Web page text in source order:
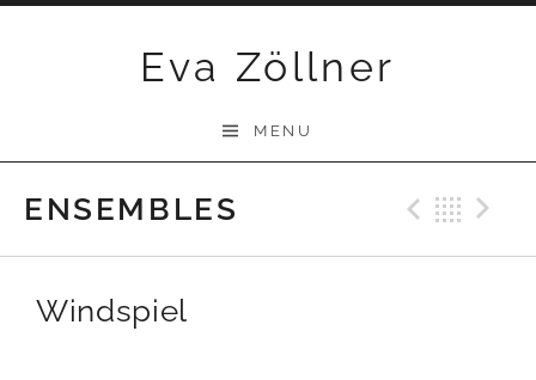
Eva Zöllner
MENU
ENSEMBLES
Windspiel